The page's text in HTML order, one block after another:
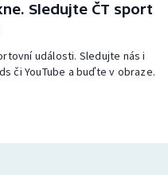
Sledujte ČT sport
události. Sledujte nás i
či YouTube a buďte v obraze.